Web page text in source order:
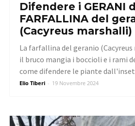
Difendere i GERANI
FARFALLINA del
(Cacyreus marshalli)
Elio Tiberi - 19 Novembre 2024
La farfallina del geranio
il bruco mangia i boccioli e i rami
come difendere le piante